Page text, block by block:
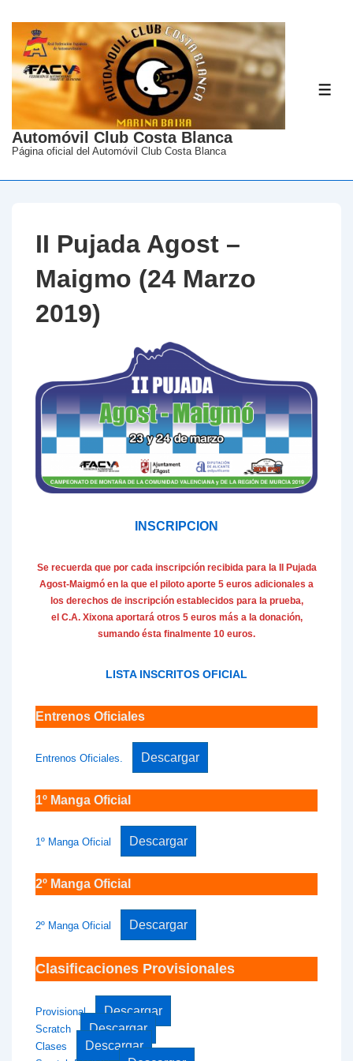
Saltar
contenido
principal
Automóvil Club Costa Blanca
Página oficial del Automóvil Club Costa Blanca
II Pujada Agost –
Maigmo (24 Marzo
2019)
INSCRIPCION
Se recuerda que por cada inscripción recibida para la II Pujada
Agost-Maigmó en la que el piloto aporte 5 euros adicionales a
los derechos de inscripción establecidos para la prueba,
el C.A. Xixona aportará otros 5 euros más a la donación,
sumando ésta finalmente 10 euros.
LISTA INSCRITOS OFICIAL
Entrenos Oficiales
Entrenos Oficiales. Descargar
1º Manga Oficial
1º Manga Oficial Descargar
2º Manga Oficial
2º Manga Oficial Descargar
Clasificaciones Provisionales
Provisional Descargar
Scratch Descargar
Clases Descargar